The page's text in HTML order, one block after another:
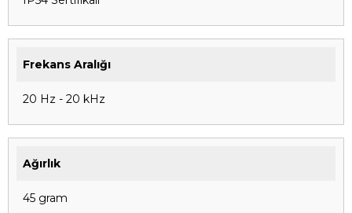
Frekans Aralığı
20 Hz - 20 kHz
Ağırlık
45 gram